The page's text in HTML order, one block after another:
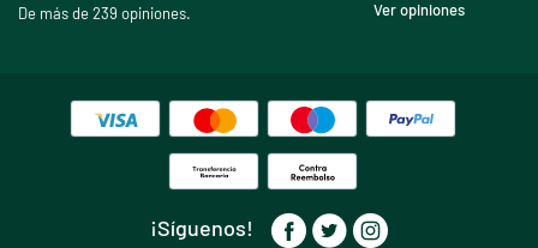
De más de 239 opiniones. Ver opiniones
¡Síguenos!